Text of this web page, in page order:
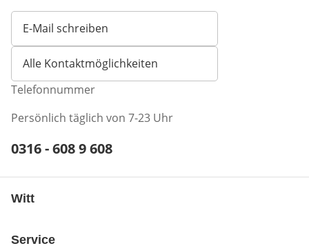
E-Mail schreiben
Öffnet E-Mail-Client
Alle Kontaktmöglichkeiten
Telefonnummer
Persönlich täglich von 7-23 Uhr
Telefonnummer:
0316 - 608 9 608
Witt
Service